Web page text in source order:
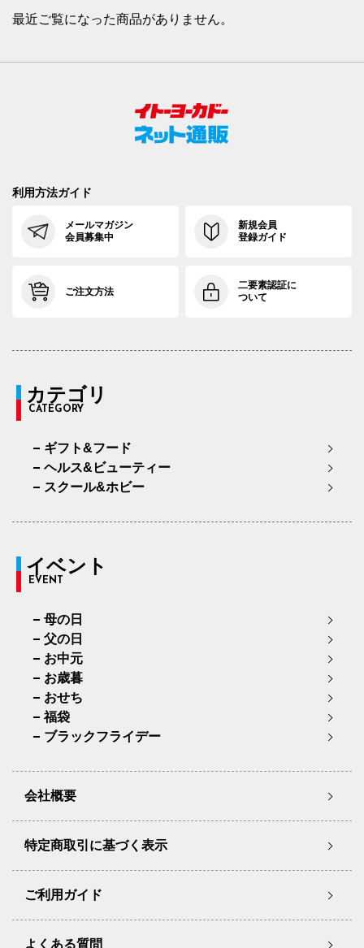
最近ご覧になった商品がありません。
利用方法ガイド
メールマガジン
会員募集中
新規会員
登録ガイド
ご注文方法
二要素認証に
ついて
カテゴリ
CATEGORY
ギフト&フード
ヘルス&ビューティー
スクール&ホビー
イベント
EVENT
母の日
父の日
お中元
お歳暮
おせち
福袋
ブラックフライデー
会社概要
特定商取引に基づく表示
ご利用ガイド
よくある質問